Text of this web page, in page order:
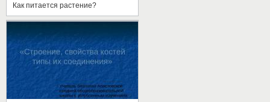
Как питается растение?